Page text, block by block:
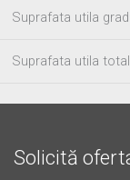
Suprafata utila
Suprafata utila
Solicită